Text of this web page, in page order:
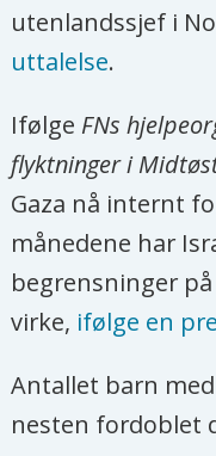
utenlandssjef i
uttalelse.
Ifølge FNs
flyktninger i
Gaza nå internt
månedene har
begrensninger
virke, ifølge en
Antallet barn
nesten fordoblet